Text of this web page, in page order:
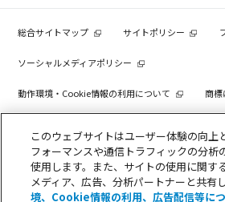
総合サイトマップ サイトポリシー
ソーシャルメディアポリシー
動作環境・Cookie情報の利用について 商標
COPYRIGHT © KDDI CORPORATION, ALL
このウェブサイトはユーザー体験の向上
フォーマンスや通信トラフィックの分析
使用します。また、サイトの使用に関す
メディア、広告、分析パートナーと共有し
境、Cookie情報の利用、広告配信等に